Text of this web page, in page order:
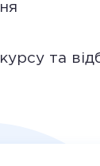
та